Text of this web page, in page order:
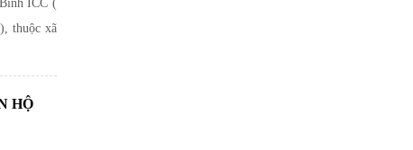
ICC (
thuộc xã
HỘ